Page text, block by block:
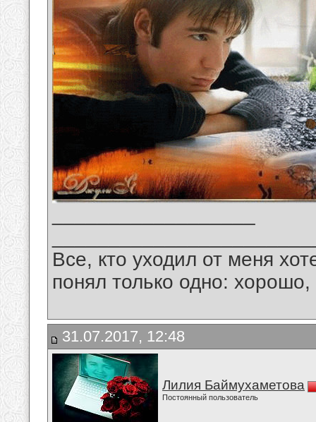
Все, кто уходил от меня
понял только одно:
31.07.2017, 12:48
Лилия Баймухаметова
Постоянный пользователь